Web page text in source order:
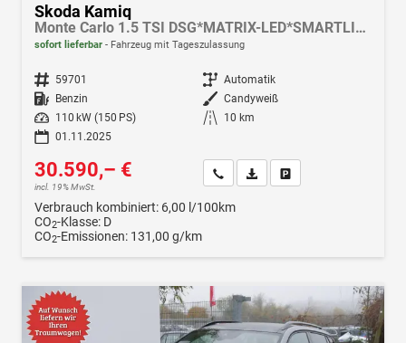
Skoda Kamiq
Monte Carlo 1.5 TSI DSG*MATRIX-LED*SMARTLINK*PDC-HI*TEMPOMAT*SHZ*17-ZOLL
sofort lieferbar Fahrzeug mit Tageszulassung
Fahrzeugnr. 59701 Getriebe Automatik
Kraftstoff Benzin Außenfarbe Candyweiß
Leistung
110 kW (150 PS) Kilometerstand
10 km
01.11.2025
30.590,– €
incl. 19% MwSt.
Wir rufen Sie anFahrzeugexposé (PDF)
Verbrauch kombiniert: 6,00 l/100km
CO2-Klasse: D
CO2-Emissionen: 131,00 g/km